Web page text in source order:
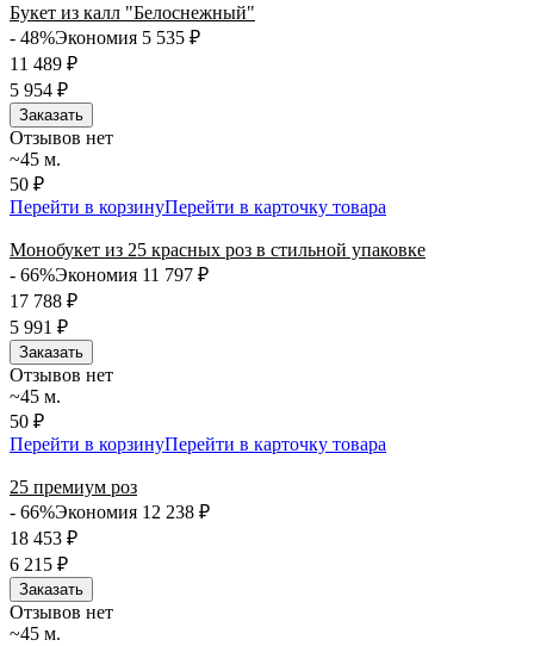
Букет из калл "Белоснежный"
- 48%Экономия 5 535 ₽
11 489 ₽
5 954 ₽
Заказать
Отзывов нет
~45 м.
50 ₽
Перейти в корзинуПерейти в карточку товара
Монобукет из 25 красных роз в стильной упаковке
- 66%Экономия 11 797 ₽
17 788 ₽
5 991 ₽
Заказать
Отзывов нет
~45 м.
50 ₽
Перейти в корзинуПерейти в карточку товара
25 премиум роз
- 66%Экономия 12 238 ₽
18 453 ₽
6 215 ₽
Заказать
Отзывов нет
~45 м.